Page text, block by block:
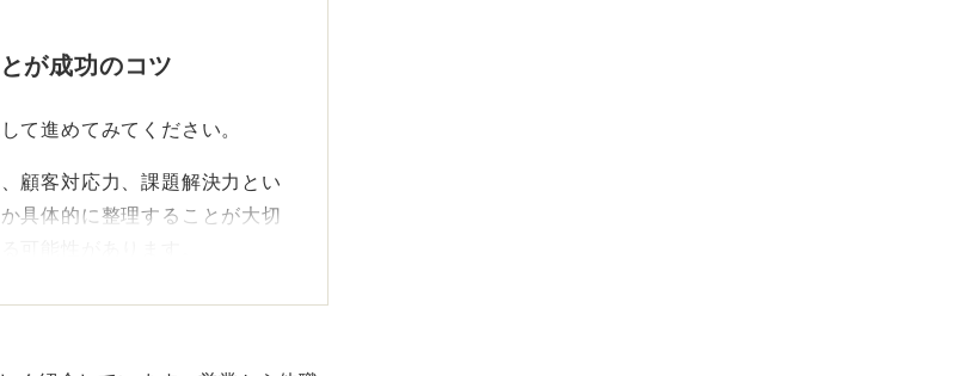
が成功のコツ
て進めてみてください。
顧客対応力、課題解決力とい
具体的に整理することが大切
可能性があります。
めることが、転職成功の第一